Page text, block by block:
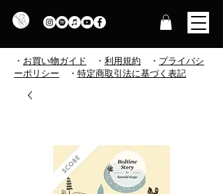
・ お買い物ガイド ・ 利用規約 ・ プライバシ
ーポリシー
・ 特定商取引法に基づく表記